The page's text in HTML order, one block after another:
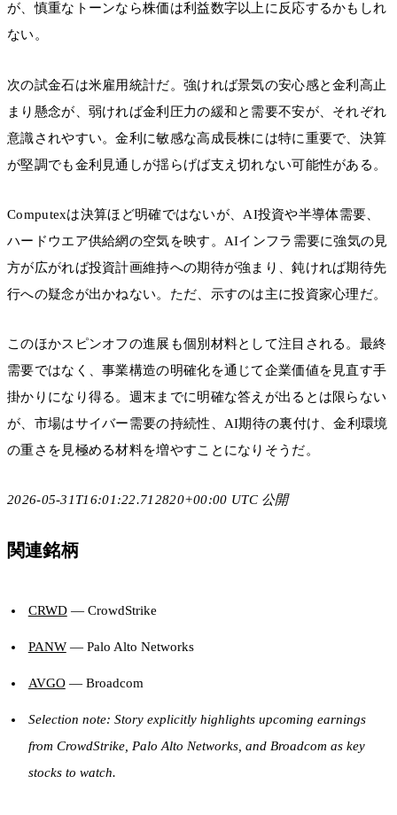
が、慎重なトーンなら株価は利益数字以上に反応するかもしれ
ない。
次の試金石は米雇用統計だ。強ければ景気の安心感と金利高止
まり懸念が、弱ければ金利圧力の緩和と需要不安が、それぞれ
意識されやすい。金利に敏感な高成長株には特に重要で、決算
が堅調でも金利見通しが揺らげば支え切れない可能性がある。
Computexは決算ほど明確ではないが、AI投資や半導体需要、
ハードウエア供給網の空気を映す。AIインフラ需要に強気の見
方が広がれば投資計画維持への期待が強まり、鈍ければ期待先
行への疑念が出かねない。ただ、示すのは主に投資家心理だ。
このほかスピンオフの進展も個別材料として注目される。最終
需要ではなく、事業構造の明確化を通じて企業価値を見直す手
掛かりになり得る。週末までに明確な答えが出るとは限らない
が、市場はサイバー需要の持続性、AI期待の裏付け、金利環境
の重さを見極める材料を増やすことになりそうだ。
2026-05-31T16:01:22.712820+00:00 UTC 公開
関連銘柄
CRWD— CrowdStrike
PANW— Palo Alto Networks
AVGO— Broadcom
Selection note: Story explicitly highlights upcoming earnings
from CrowdStrike, Palo Alto Networks, and Broadcom as key
stocks to watch.